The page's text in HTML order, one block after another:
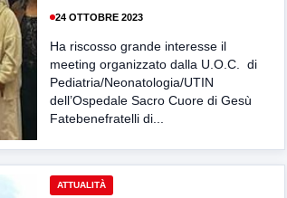
24 OTTOBRE 2023
Ha riscosso grande interesse il
meeting organizzato dalla U.O.C. di
Pediatria/Neonatologia/UTIN
dell’Ospedale Sacro Cuore di Gesù
Fatebenefratelli di...
ATTUALITÀ